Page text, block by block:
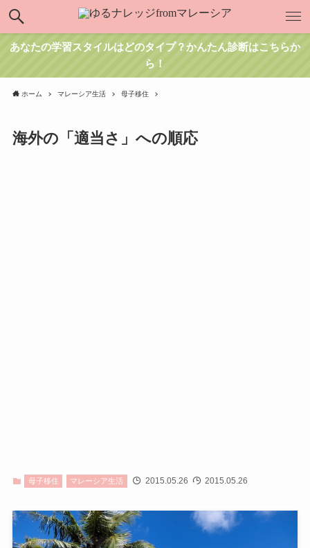
あなたの学習スタイルはどのタイプ？かんたん診断はこちらか
ら！
ホーム マレーシア生活 母子移住
海外の「適当さ」への順応
母子移住 マレーシア生活 2015.05.26 2015.05.26